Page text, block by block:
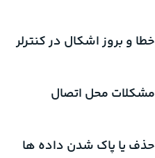
خطا و بروز اشکال در کنترلر
مشکلات محل اتصال
حذف یا پاک شدن داده ها